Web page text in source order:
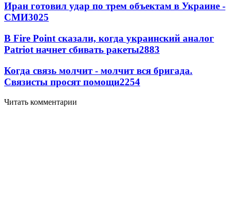
Иран готовил удар по трем объектам в Украине -
СМИ3025
В Fire Point сказали, когда украинский аналог
Patriot начнет сбивать ракеты2883
Когда связь молчит - молчит вся бригада.
Связисты просят помощи2254
Читать комментарии